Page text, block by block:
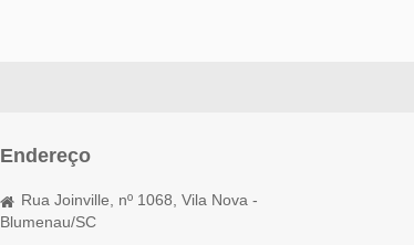
Endereço
Rua Joinville, nº 1068, Vila Nova -
Blumenau/SC